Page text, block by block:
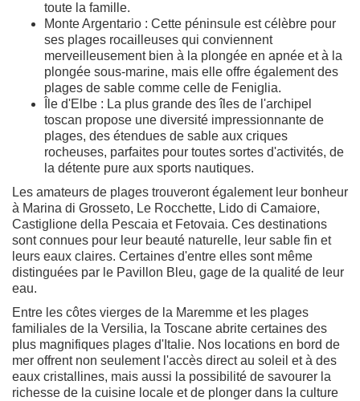
toute la famille.
Monte Argentario : Cette péninsule est célèbre pour
ses plages rocailleuses qui conviennent
merveilleusement bien à la plongée en apnée et à la
plongée sous-marine, mais elle offre également des
plages de sable comme celle de Feniglia.
Île d'Elbe : La plus grande des îles de l'archipel
toscan propose une diversité impressionnante de
plages, des étendues de sable aux criques
rocheuses, parfaites pour toutes sortes d'activités, de
la détente pure aux sports nautiques.
Les amateurs de plages trouveront également leur bonheur
à Marina di Grosseto, Le Rocchette, Lido di Camaiore,
Castiglione della Pescaia et Fetovaia. Ces destinations
sont connues pour leur beauté naturelle, leur sable fin et
leurs eaux claires. Certaines d'entre elles sont même
distinguées par le Pavillon Bleu, gage de la qualité de leur
eau.
Entre les côtes vierges de la Maremme et les plages
familiales de la Versilia, la Toscane abrite certaines des
plus magnifiques plages d'Italie. Nos locations en bord de
mer offrent non seulement l'accès direct au soleil et à des
eaux cristallines, mais aussi la possibilité de savourer la
richesse de la cuisine locale et de plonger dans la culture